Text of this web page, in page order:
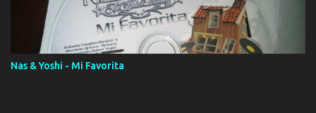
download. REGGAETON ITALIA Nosotros Somos Los Del
Momento!
Nas & Yoshi - Mi Favorita